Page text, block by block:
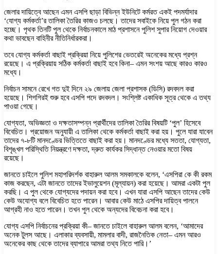
জেলার দায়িত্বে আছেন এমন এসপি ছাড়া বিভিন্ন ইউনিটে কর্মরত একই পদমর্যাদার
‘যোগ্য কর্মকর্তা’র তালিকা তৈরির কাজও চলছে। তাদের সবাইকে নিয়ে পুল গঠন করা
হচ্ছে। পৃথক তিনটি পুল থেকে নির্বাচনকালে মাঠ প্রশাসনে পুলিশ সুপার নিয়োগ দেওয়ার
কথা ভাবছেন বাহিনীর নীতিনির্ধারকরা।
তবে যোগ্য কর্মকর্তা বাছাই প্রক্রিয়া নিয়ে পুলিশের ভেতরেই অনেকের মধ্যে প্রশ্ন
রয়েছে। এ প্রক্রিয়ায় সঠিক কর্মকর্তা বাছাই হবে কিনা– এমন সংশয় আছে কারও কারও
মধ্যে।
নির্বাচন সামনে রেখে গত দুই দিনে ২৯ জেলায় জেলা প্রশাসক (ডিসি) রদবদল করা
হয়েছে। শিগগিরই শুরু হবে এসপি পদে রদবদল। সংশ্লিষ্ট একাধিক সূত্র থেকে এ তথ্য
পাওয়া গেছে।
যোগ্যতা, অভিজ্ঞতা ও দক্ষতাসম্পন্ন প্রার্থীদের তালিকা তৈরির বিষয়টি ‘পুল’ হিসেবে
বিবেচিত। প্রয়োজন অনুযায়ী এ তালিকা থেকে কর্মকর্তা বাছাই করা হয়। পুলে যারা যাবেন
তাদের ৭-৮টি মানদণ্ডের ভিত্তিতে বাছাই করা হয়। মানদণ্ডের মধ্যে সততা, যোগ্যতা,
বিশৃঙ্খল পরিস্থিতি নিয়ন্ত্রণে দক্ষতা, দ্রুত কার্যকর সিদ্ধান্ত নেওয়ার মতো বিষয়
রয়েছে।
জানতে চাইলে পুলিশ মহাপরিদর্শক বাহারুল আলম সমকালকে বলেন, ‘এসপিরা কে কী রকম
কাজ করছেন, এটা জানতে তাদের ইভালুয়েশন (মূল্যায়ন) করা হয়েছে। আমরা একটা পুল
করছি। এ পুল থেকে যোগ্যদের পদায়ন করা হবে। এখন যারা এসপি আছেন তাদের কেউ
কেউ অযোগ্য বলে বিবেচিত হতে পারেন। আবার কেউ মাঠে এসপির দায়িত্ব পালনে
আগ্রহী নাও হতে পারেন। তখন পুল থেকে অন্যদের বিবেচনা করা হবে।
যোগ্য এসপি নির্বাচনের প্রক্রিয়া কী– জানতে চাইলে বাহারুল আলম বলেন, ‘আমাদের
অনেক টুলস আছে। এলাকার ব্যবসায়ী, মামলার বাদী, রাজনৈতিক নেতা– এমন আরও
অনেকের কাছ থেকে তাদের ব্যাপারে আমরা তথ্য নিতে পারি।’